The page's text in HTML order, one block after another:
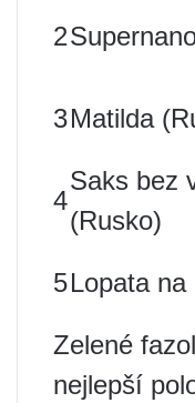
2
3Matilda
4
Saks bez
(Rusko)
5Lopata
Zelené
nejlepší